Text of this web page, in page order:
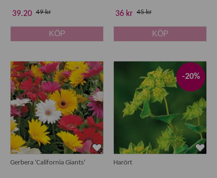
39.20 49 kr
KÖP
36 kr 45 kr
KÖP
Gerbera 'California Giants'
-20%
Harört